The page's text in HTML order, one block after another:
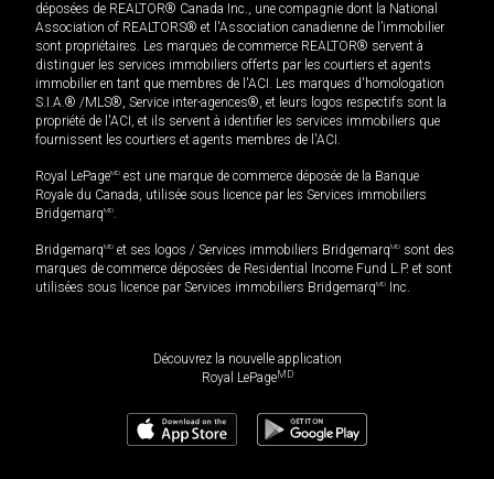
déposées de REALTOR® Canada Inc., une compagnie dont la National
Association of REALTORS® et l'Association canadienne de l’immobilier
sont propriétaires. Les marques de commerce REALTOR® servent à
distinguer les services immobiliers offerts par les courtiers et agents
immobilier en tant que membres de l'ACI. Les marques d'homologation
S.I.A.® /MLS®, Service inter-agences®, et leurs logos respectifs sont la
propriété de l'ACI, et ils servent à identifier les services immobiliers que
fournissent les courtiers et agents membres de l'ACI.
Royal LePageMD est une marque de commerce déposée de la Banque
Royale du Canada, utilisée sous licence par les Services immobiliers
BridgemarqMD.
BridgemarqMD et ses logos / Services immobiliers BridgemarqMD sont des
marques de commerce déposées de Residential Income Fund L.P. et sont
utilisées sous licence par Services immobiliers BridgemarqMD Inc.
Découvrez la nouvelle application
Royal LePageMD